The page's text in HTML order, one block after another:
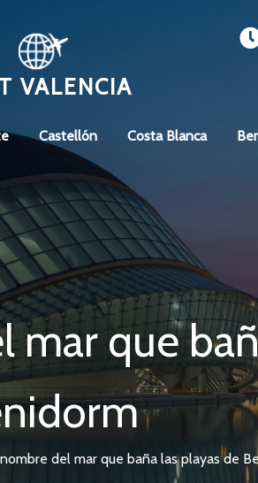
VALENCIA
Castellón Costa Blanca
que
del mar que baña las playas de